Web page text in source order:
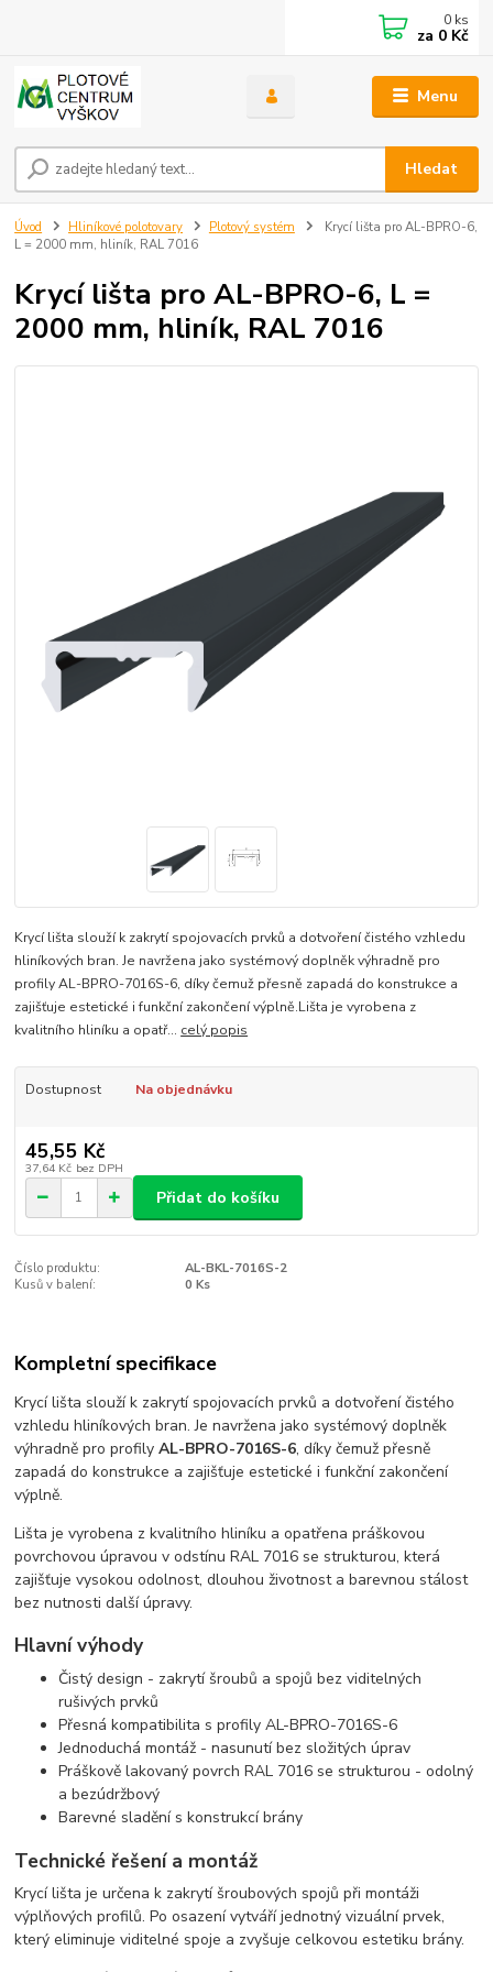
Menu
Hledat
0 ks
za 0 Kč
Úvod Hliníkové polotovary Plotový systém
Krycí lišta pro AL-BPRO-6,
L = 2000 mm, hliník, RAL 7016
Krycí lišta pro AL-BPRO-6, L =
2000 mm, hliník, RAL 7016
Krycí lišta slouží k zakrytí spojovacích prvků a dotvoření čistého vzhledu
hliníkových bran. Je navržena jako systémový doplněk výhradně pro
profily AL-BPRO-7016S-6, díky čemuž přesně zapadá do konstrukce a
zajišťuje estetické i funkční zakončení výplně.Lišta je vyrobena z
kvalitního hliníku a opatř... celý popis
Dostupnost Na objednávku
45,55 Kč
37,64 Kč bez DPH
Přidat do košíku
Číslo produktu:
AL-BKL-7016S-2
Kusů v balení:
0 Ks
Kompletní specifikace
Krycí lišta slouží k zakrytí spojovacích prvků a dotvoření čistého
vzhledu hliníkových bran. Je navržena jako systémový doplněk
výhradně pro profilyAL-BPRO-7016S-6, díky čemuž přesně
zapadá do konstrukce a zajišťuje estetické i funkční zakončení
výplně.
Lišta je vyrobena z kvalitního hliníku a opatřena práškovou
povrchovou úpravou v odstínu RAL 7016 se strukturou, která
zajišťuje vysokou odolnost, dlouhou životnost a barevnou stálost
bez nutnosti další úpravy.
Hlavní výhody
Čistý design - zakrytí šroubů a spojů bez viditelných
rušivých prvků
Přesná kompatibilita s profily AL-BPRO-7016S-6
Jednoduchá montáž - nasunutí bez složitých úprav
Práškově lakovaný povrch RAL 7016 se strukturou - odolný
a bezúdržbový
Barevné sladění s konstrukcí brány
Technické řešení a montáž
Krycí lišta je určena k zakrytí šroubových spojů při montáži
výplňových profilů. Po osazení vytváří jednotný vizuální prvek,
který eliminuje viditelné spoje a zvyšuje celkovou estetiku brány.